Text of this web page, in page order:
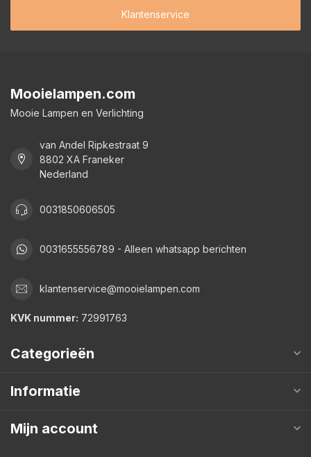
Klantenservice
Mooielampen.com
Mooie Lampen en Verlichting
van Andel Ripkestraat 9
8802 XA Franeker
Nederland
0031850606505
0031655556789 - Alleen whatsapp berichten
klantenservice@mooielampen.com
KVK nummer: 72991763
Categorieën
Informatie
Mijn account